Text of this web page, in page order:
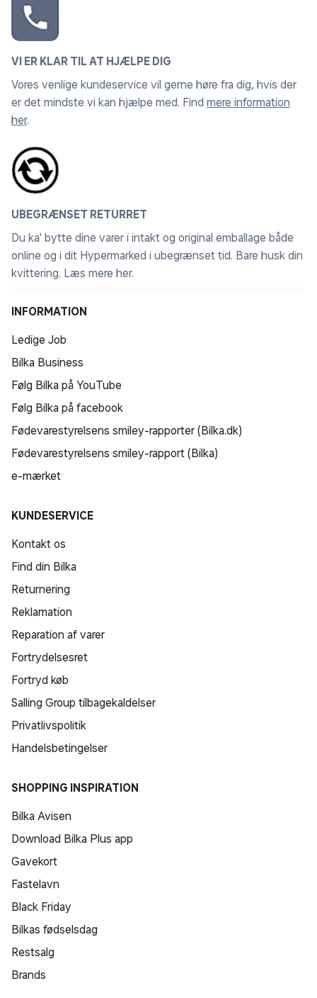
VI ER KLAR TIL AT HJÆLPE DIG
Vores venlige kundeservice vil gerne høre fra dig, hvis der
er det mindste vi kan hjælpe med. Find mere information
her.
UBEGRÆNSET RETURRET
Du ka' bytte dine varer i intakt og original emballage både
online og i dit Hypermarked i ubegrænset tid. Bare husk din
kvittering. Læs mere her.
INFORMATION
Ledige Job
Bilka Business
Følg Bilka på YouTube
Følg Bilka på facebook
Fødevarestyrelsens smiley-rapporter (Bilka.dk)
Fødevarestyrelsens smiley-rapport (Bilka)
e-mærket
KUNDESERVICE
Kontakt os
Find din Bilka
Returnering
Reklamation
Reparation af varer
Fortrydelsesret
Fortryd køb
Salling Group tilbagekaldelser
Privatlivspolitik
Handelsbetingelser
SHOPPING INSPIRATION
Bilka Avisen
Download Bilka Plus app
Gavekort
Fastelavn
Black Friday
Bilkas fødselsdag
Restsalg
Brands